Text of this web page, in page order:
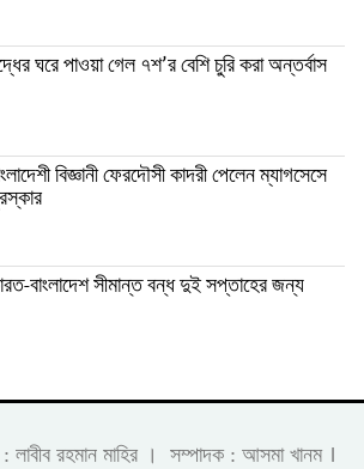
ঘরে পাওয়া গেল ৭শ’র বেশি চুরি করা অন্তর্বাস
বিজ্ঞানী ফেরদৌসী কাদরী পেলেন ম্যাগসেসে
বাংলাদেশ সীমান্ত বন্ধ দুই সপ্তাহের জন্য
: লাবীব রহমান মাহির । সম্পাদক : আসমা খানম ।